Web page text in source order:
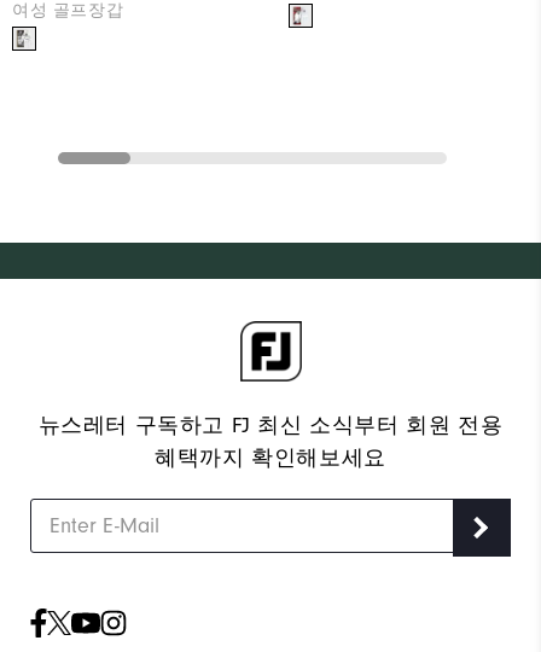
여성 골프장갑
뉴스레터 구독하고 FJ 최신 소식부터 회원 전용
혜택까지 확인해보세요